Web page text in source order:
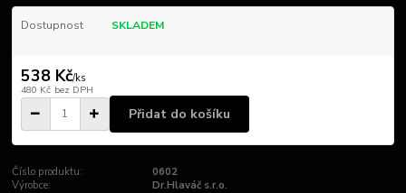
Dostupnost SKLADEM
538 Kč/ks
480 Kč bez DPH
Přidat do košíku
Číslo produktu:
0602
Výrobce:
Dr.Hlaváč s.r.o.